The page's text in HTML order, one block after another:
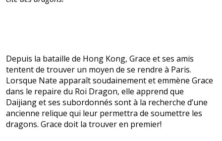
Depuis la bataille de Hong Kong, Grace et ses amis
tentent de trouver un moyen de se rendre à Paris.
Lorsque Nate apparaît soudainement et emmène Grace
dans le repaire du Roi Dragon, elle apprend que
Daijiang et ses subordonnés sont à la recherche d’une
ancienne relique qui leur permettra de soumettre les
dragons. Grace doit la trouver en premier!